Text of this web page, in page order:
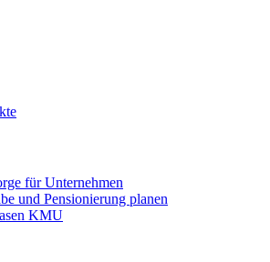
für Unternehmen
und Pensionierung planen
KMU